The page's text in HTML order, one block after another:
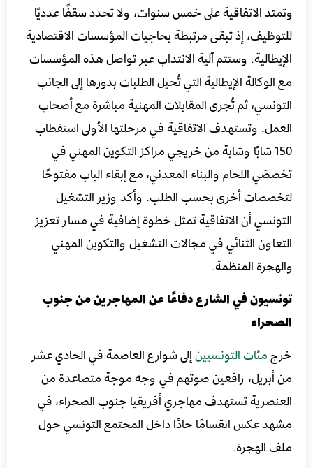
وتمتد الاتفاقية على خمس سنوات، ولا تحدد سقفًا عدديًا
للتوظيف، إذ تبقى مرتبطة بحاجيات المؤسسات الاقتصادية
الإيطالية. وستتم آلية الانتداب عبر تواصل هذه المؤسسات
مع الوكالة الإيطالية التي تُحيل الطلبات بدورها إلى الجانب
التونسي، ثم تُجرى المقابلات المهنية مباشرة مع أصحاب
العمل. وتستهدف الاتفاقية في مرحلتها الأولى استقطاب
150 شابًا وشابة من خريجي مراكز التكوين المهني في
تخصصَي اللحام والبناء المعدني، مع إبقاء الباب مفتوحًا
لتخصصات أخرى بحسب الطلب. وأكد وزير التشغيل
التونسي أن الاتفاقية تمثل خطوة إضافية في مسار تعزيز
التعاون الثنائي في مجالات التشغيل والتكوين المهني
والهجرة المنظمة.
تونسيون في الشارع دفاعًا عن المهاجرين من جنوب
الصحراء
خرجمئات التونسيينإلى شوارع العاصمة في الحادي عشر
من أبريل، رافعين صوتهم في وجه موجة متصاعدة من
العنصرية تستهدف مهاجري أفريقيا جنوب الصحراء، في
مشهد عكس انقسامًا حادًا داخل المجتمع التونسي حول
ملف الهجرة.